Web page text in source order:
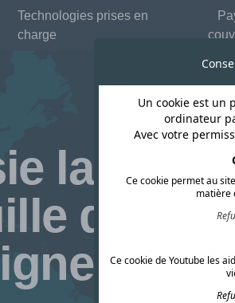
Technologies prises en
charge
lance
de
Un cookie est un
ordinateur
Avec votre
Ce cookie permet au
matière
Ce cookie de Youtube les